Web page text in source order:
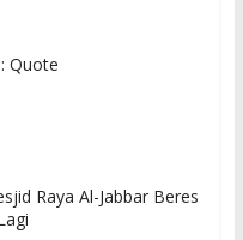
Quote
Raya Al-Jabbar Beres